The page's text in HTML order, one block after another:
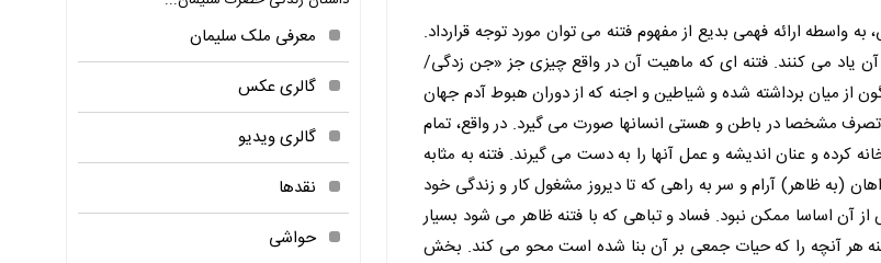
ارائه فهمی بدیع از مفهوم فتنه می توان مورد توجه قرارداد.
آن یاد می کنند. فتنه ای که ماهیت آن در واقع چیزی جز «جن زدگی/
از میان برداشته شده و شیاطین و اجنه که از دوران هبوط آدم جهان
مشخصا در باطن و هستی انسانها صورت می گیرد. در واقع، تمام
کرده و عنان اندیشه و عمل آنها را به دست می گیرند. فتنه به مثابه
(به ظاهر) آرام و سر به راهی که تا دیروز مشغول کار و زندگی خود
آن اساسا ممکن نبود. فساد و تباهی که با فتنه ظاهر می شود بسیار
هر آنچه را که حیات جمعی بر آن بنا شده است محو می کند. بخش
معرفی ملک سلیمان
گالری عکس
گالری ویدیو
نقدها
حواشی